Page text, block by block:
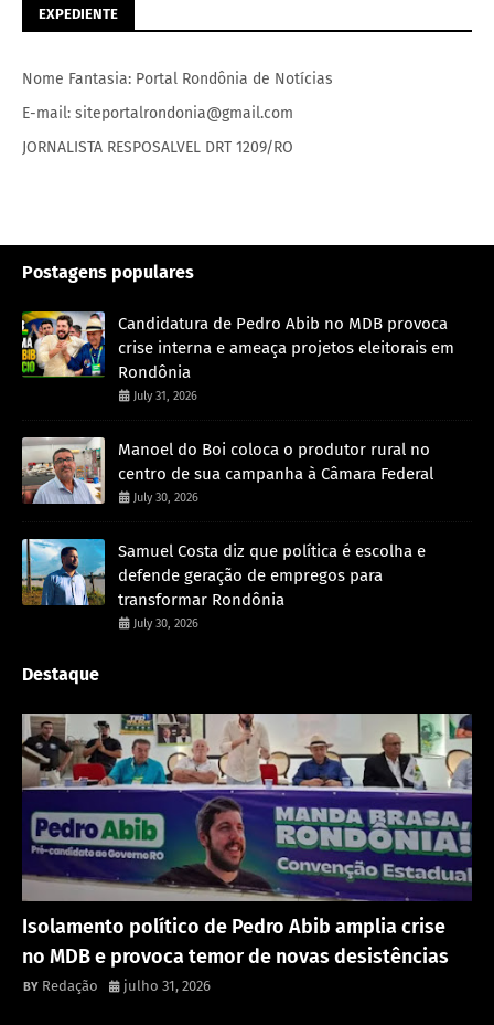
EXPEDIENTE
Nome Fantasia: Portal Rondônia de Notícias
E-mail: siteportalrondonia@gmail.com
JORNALISTA RESPOSALVEL DRT 1209/RO
Postagens populares
Candidatura de Pedro Abib no MDB provoca
crise interna e ameaça projetos eleitorais em
Rondônia
July 31, 2026
Manoel do Boi coloca o produtor rural no
centro de sua campanha à Câmara Federal
July 30, 2026
Samuel Costa diz que política é escolha e
defende geração de empregos para
transformar Rondônia
July 30, 2026
Destaque
Isolamento político de Pedro Abib amplia crise
no MDB e provoca temor de novas desistências
Redação julho 31, 2026